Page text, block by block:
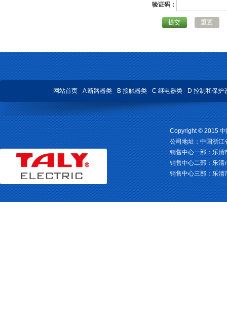
验证码：
提交 重置
网站首页 A 断路器类 B 接触器类 C 继电器类 D 控制和保护
Copyright © 2015 中
公司地址：中国浙
销售中心一部：乐
销售中心二部：乐
销售中心三部：乐